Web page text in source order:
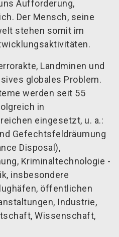
Aufforderung,
Der Mensch, seine
stehen somit im
Landminen und
globales Problem.
werden seit 55
in
eingesetzt, u. a.:
Gefechtsfeldräumung
Disposal),
Kriminaltechnologie -
insbesondere
öffentlichen
Industrie,
Wissenschaft,